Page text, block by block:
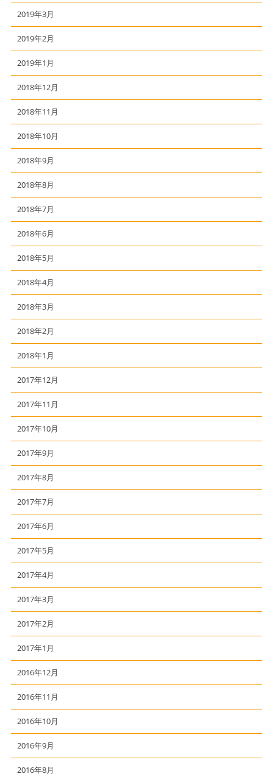
2019年3月
2019年2月
2019年1月
2018年12月
2018年11月
2018年10月
2018年9月
2018年8月
2018年7月
2018年6月
2018年5月
2018年4月
2018年3月
2018年2月
2018年1月
2017年12月
2017年11月
2017年10月
2017年9月
2017年8月
2017年7月
2017年6月
2017年5月
2017年4月
2017年3月
2017年2月
2017年1月
2016年12月
2016年11月
2016年10月
2016年9月
2016年8月